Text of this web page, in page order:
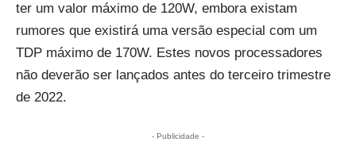
ter um valor máximo de 120W, embora existam
rumores que existirá uma versão especial com um
TDP máximo de 170W. Estes novos processadores
não deverão ser lançados antes do terceiro trimestre
de 2022.
- Publicidade -